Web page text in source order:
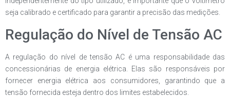
seja calibrado e certificado para garantir a precisão das medições.
Regulação do Nível de Tensão AC
A regulação do nível de tensão AC é uma responsabilidade das
concessionárias de energia elétrica. Elas são responsáveis por
fornecer energia elétrica aos consumidores, garantindo que a
tensão fornecida esteja dentro dos limites estabelecidos.